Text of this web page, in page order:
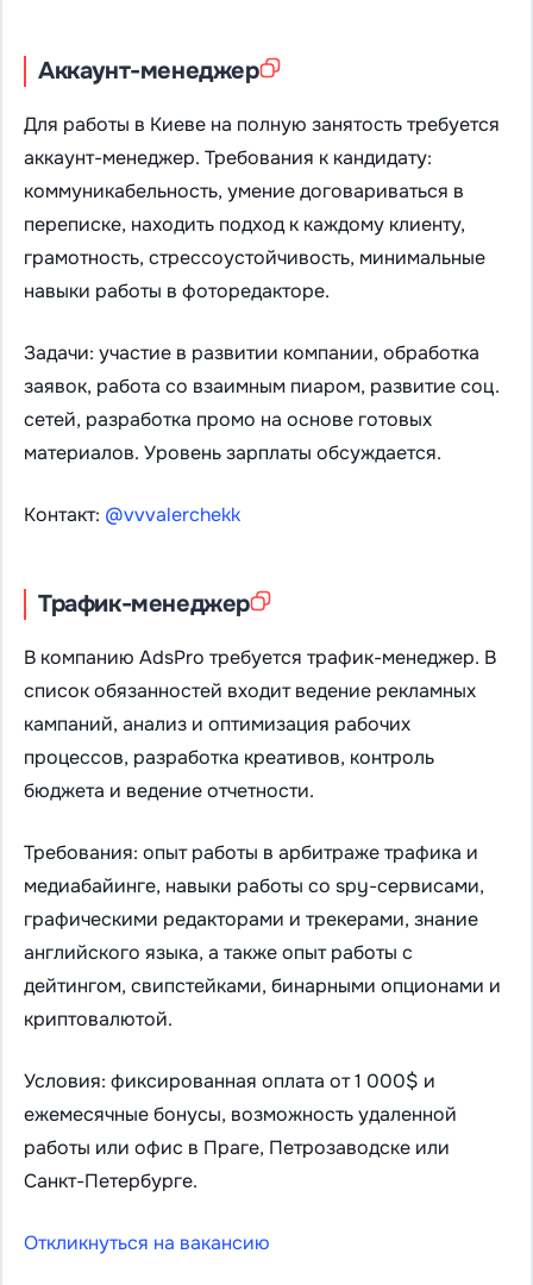
Аккаунт-менеджер
Для работы в Киеве на полную занятость требуется
аккаунт-менеджер. Требования к кандидату:
коммуникабельность, умение договариваться в
переписке, находить подход к каждому клиенту,
грамотность, стрессоустойчивость, минимальные
навыки работы в фоторедакторе.
Задачи: участие в развитии компании, обработка
заявок, работа со взаимным пиаром, развитие соц.
сетей, разработка промо на основе готовых
материалов. Уровень зарплаты обсуждается.
Контакт: @vvvalerchekk
Трафик-менеджер
В компанию AdsPro требуется трафик-менеджер. В
список обязанностей входит ведение рекламных
кампаний, анализ и оптимизация рабочих
процессов, разработка креативов, контроль
бюджета и ведение отчетности.
Требования: опыт работы в арбитраже трафика и
медиабайинге, навыки работы со spy-сервисами,
графическими редакторами и трекерами, знание
английского языка, а также опыт работы с
дейтингом, свипстейками, бинарными опционами и
криптовалютой.
Условия: фиксированная оплата от 1 000$ и
ежемесячные бонусы, возможность удаленной
работы или офис в Праге, Петрозаводске или
Санкт-Петербурге.
Откликнуться на вакансию